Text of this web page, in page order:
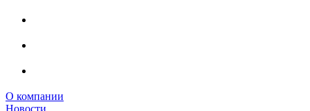
О компании
Новости